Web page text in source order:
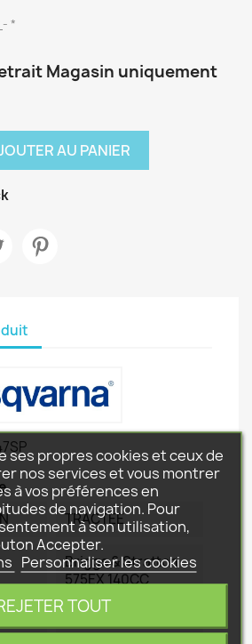
*
Magasin uniquement
AU PANIER
TRACTEE
Briggs & Stratton
575EX 140CC
55L
ses propres cookies et ceux de
nos services et vous montrer
à vos préférences en
de navigation. Pour
à son utilisation,
Accepter.
Personnaliser les cookies
TOUT